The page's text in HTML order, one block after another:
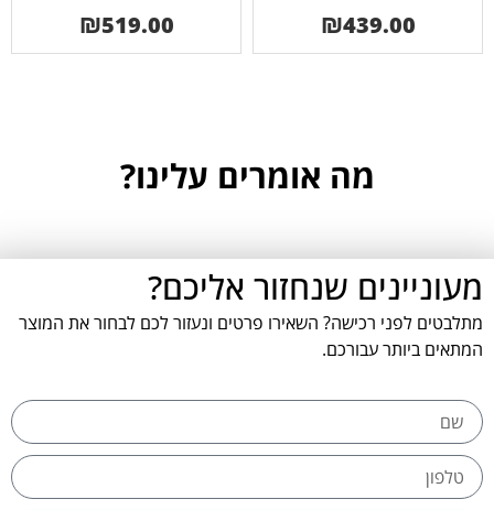
₪439.00
₪519.00
מה אומרים עלינו?
מעוניינים שנחזור אליכם?
מתלבטים לפני רכישה? השאירו פרטים ונעזור לכם לבחור את המוצר
המתאים ביותר עבורכם.